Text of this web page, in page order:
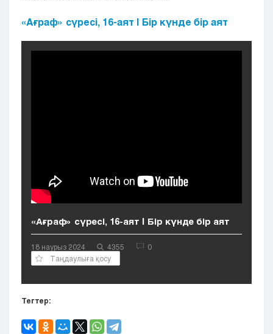
Караганда
Костанай
Усть-Каменогорск
Шымкент
«Ағраф» сүресі, 16-аят | Бір күнде бір аят
«Ағраф» сүресі, 16-аят | Бір күнде бір аят
18 наурыз 2024 4355
0
Таңдаулыға қосу
Тегтер: